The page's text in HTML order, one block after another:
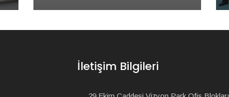
İletişim Bilgileri